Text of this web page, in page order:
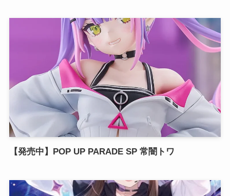
【発売中】POP UP PARADE SP 常闇トワ